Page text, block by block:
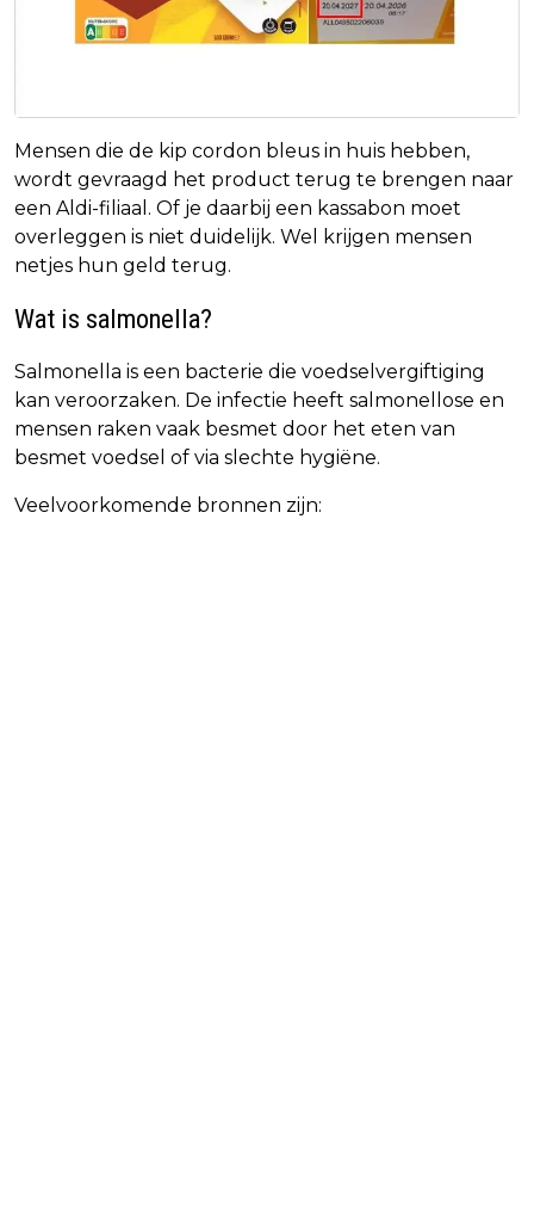
Mensen die de kip cordon bleus in huis hebben,
wordt gevraagd het product terug te brengen naar
een Aldi-filiaal. Of je daarbij een kassabon moet
overleggen is niet duidelijk. Wel krijgen mensen
netjes hun geld terug.
Wat is salmonella?
Salmonella is een bacterie die voedselvergiftiging
kan veroorzaken. De infectie heeft salmonellose en
mensen raken vaak besmet door het eten van
besmet voedsel of via slechte hygiëne.
Veelvoorkomende bronnen zijn: